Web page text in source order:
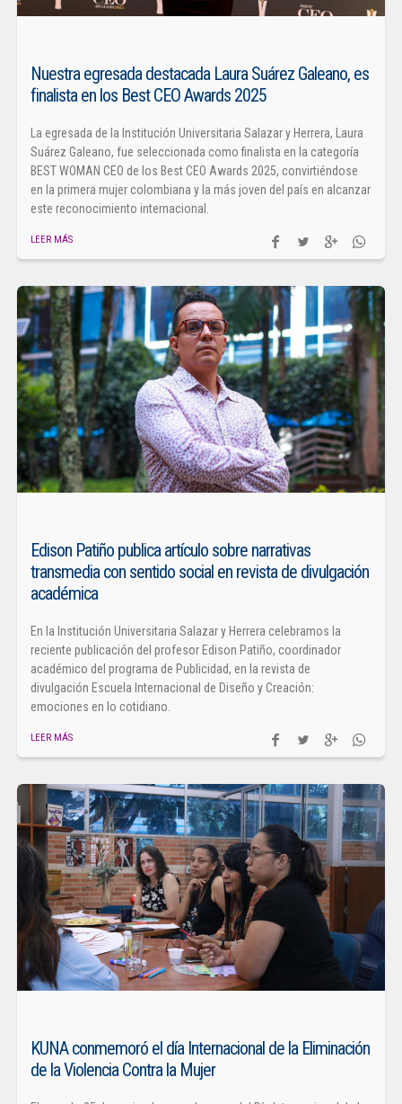
Nuestra egresada destacada Laura Suárez Galeano, es
finalista en los Best CEO Awards 2025
La egresada de la Institución Universitaria Salazar y Herrera, Laura
Suárez Galeano, fue seleccionada como finalista en la categoría
BEST WOMAN CEO de los Best CEO Awards 2025, convirtiéndose
en la primera mujer colombiana y la más joven del país en alcanzar
este reconocimiento internacional.
LEER MÁS
Edison Patiño publica artículo sobre narrativas
transmedia con sentido social en revista de divulgación
académica
En la Institución Universitaria Salazar y Herrera celebramos la
reciente publicación del profesor Edison Patiño, coordinador
académico del programa de Publicidad, en la revista de
divulgación Escuela Internacional de Diseño y Creación:
emociones en lo cotidiano.
LEER MÁS
KUNA conmemoró el día Internacional de la Eliminación
de la Violencia Contra la Mujer